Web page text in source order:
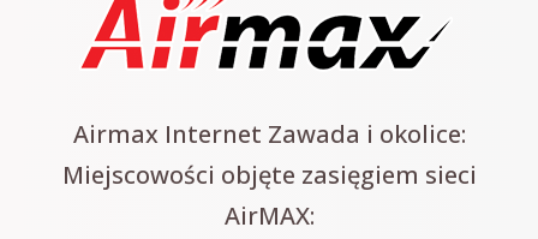
Airmax Internet Zawada i okolice:
Miejscowości objęte zasięgiem sieci
AirMAX: